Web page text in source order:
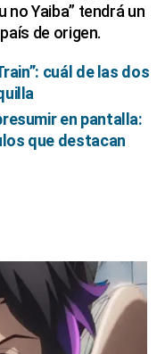
no Yaiba” tendrá un
de origen.
cuál de las dos
en pantalla:
que destacan